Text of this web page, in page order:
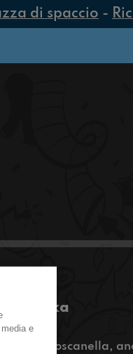
di spaccio-
Toscanella,
e